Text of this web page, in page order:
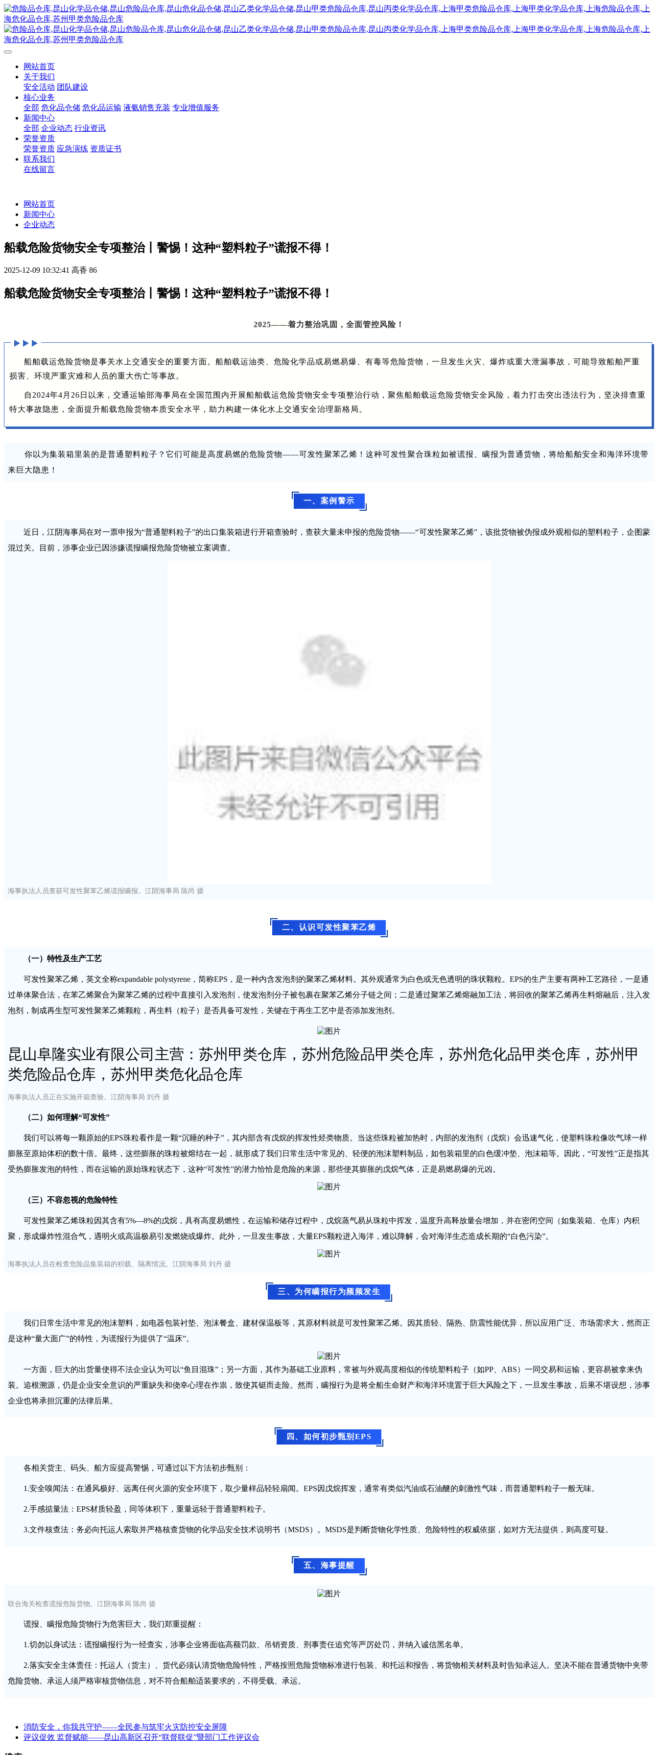
网站首页
关于我们
安全活动 团队建设
核心业务
全部 危化品仓储 危化品运输 液氨销售充装 专业增值服务
新闻中心
全部 企业动态 行业资讯
荣誉资质
荣誉资质 应急演练 资质证书
联系我们
在线留言
网站首页
新闻中心
企业动态
船载危险货物安全专项整治丨警惕！这种“塑料粒子”谎报不得！
2025-12-09 10:32:41 高香 86
船载危险货物安全专项整治丨警惕！这种“塑料粒子”谎报不得！
2025——着力整治巩固，全面管控风险！
船舶载运危险货物是事关水上交通安全的重要方面。船舶载运油类、危险化学品或易燃易爆、有毒等危险货物，一旦发生火灾、爆炸或重大泄漏事故，可能导致船舶严重
损害、环境严重灾难和人员的重大伤亡等事故。
自2024年4月26日以来，交通运输部海事局在全国范围内开展船舶载运危险货物安全专项整治行动，聚焦船舶载运危险货物安全风险，着力打击突出违法行为，坚决排查重
特大事故隐患，全面提升船载危险货物本质安全水平，助力构建一体化水上交通安全治理新格局。
你以为集装箱里装的是普通塑料粒子？它们可能是高度易燃的危险货物——可发性聚苯乙烯！这种可发性聚合珠粒如被谎报、瞒报为普通货物，将给船舶安全和海洋环境带
来巨大隐患！
一、案例警示
近日，江阴海事局在对一票申报为“普通塑料粒子”的出口集装箱进行开箱查验时，查获大量未申报的危险货物——“可发性聚苯乙烯”，该批货物被伪报成外观相似的塑料粒子，企图蒙
混过关。目前，涉事企业已因涉嫌谎报瞒报危险货物被立案调查。
海事执法人员查获可发性聚苯乙烯谎报瞒报。江阴海事局 陈尚 摄
二、认识可发性聚苯乙烯
（一）特性及生产工艺
可发性聚苯乙烯，英文全称expandable polystyrene，简称EPS，是一种内含发泡剂的聚苯乙烯材料。其外观通常为白色或无色透明的珠状颗粒。EPS的生产主要有两种工艺路径，一是通
过单体聚合法，在苯乙烯聚合为聚苯乙烯的过程中直接引入发泡剂，使发泡剂分子被包裹在聚苯乙烯分子链之间；二是通过聚苯乙烯熔融加工法，将回收的聚苯乙烯再生料熔融后，注入发
泡剂，制成再生型可发性聚苯乙烯颗粒，再生料（粒子）是否具备可发性，关键在于再生工艺中是否添加发泡剂。
昆山阜隆实业有限公司主营：苏州甲类仓库，苏州危险品甲类仓库，苏州危化品甲类仓库，苏州甲
类危险品仓库，苏州甲类危化品仓库
海事执法人员正在实施开箱查验。江阴海事局 刘丹 摄
（二）如何理解“可发性”
我们可以将每一颗原始的EPS珠粒看作是一颗“沉睡的种子”，其内部含有戊烷的挥发性烃类物质。当这些珠粒被加热时，内部的发泡剂（戊烷）会迅速气化，使塑料珠粒像吹气球一样
膨胀至原始体积的数十倍。最终，这些膨胀的珠粒被熔结在一起，就形成了我们日常生活中常见的、轻便的泡沫塑料制品，如包装箱里的白色缓冲垫、泡沫箱等。因此，“可发性”正是指其
受热膨胀发泡的特性，而在运输的原始珠粒状态下，这种“可发性”的潜力恰恰是危险的来源，那些使其膨胀的戊烷气体，正是易燃易爆的元凶。
（三）不容忽视的危险特性
可发性聚苯乙烯珠粒因其含有5%—8%的戊烷，具有高度易燃性，在运输和储存过程中，戊烷蒸气易从珠粒中挥发，温度升高释放量会增加，并在密闭空间（如集装箱、仓库）内积
聚，形成爆炸性混合气，遇明火或高温极易引发燃烧或爆炸。此外，一旦发生事故，大量EPS颗粒进入海洋，难以降解，会对海洋生态造成长期的“白色污染”。
海事执法人员在检查危险品集装箱的积载、隔离情况。江阴海事局 刘丹 摄
三、为何瞒报行为频频发生
我们日常生活中常见的泡沫塑料，如电器包装衬垫、泡沫餐盒、建材保温板等，其原材料就是可发性聚苯乙烯。因其质轻、隔热、防震性能优异，所以应用广泛、市场需求大，然而正
是这种“量大面广”的特性，为谎报行为提供了“温床”。
一方面，巨大的出货量使得不法企业认为可以“鱼目混珠”；另一方面，其作为基础工业原料，常被与外观高度相似的传统塑料粒子（如PP、ABS）一同交易和运输，更容易被拿来伪
装。追根溯源，仍是企业安全意识的严重缺失和侥幸心理在作祟，致使其铤而走险。然而，瞒报行为是将全船生命财产和海洋环境置于巨大风险之下，一旦发生事故，后果不堪设想，涉事
企业也将承担沉重的法律后果。
四、如何初步甄别EPS
各相关货主、码头、船方应提高警惕，可通过以下方法初步甄别：
1.安全嗅闻法：在通风极好、远离任何火源的安全环境下，取少量样品轻轻扇闻。EPS因戊烷挥发，通常有类似汽油或石油醚的刺激性气味，而普通塑料粒子一般无味。
2.手感掂量法：EPS材质轻盈，同等体积下，重量远轻于普通塑料粒子。
3.文件核查法：务必向托运人索取并严格核查货物的化学品安全技术说明书（MSDS）。MSDS是判断货物化学性质、危险特性的权威依据，如对方无法提供，则高度可疑。
五、海事提醒
联合海关检查谎报危险货物。江阴海事局 陈尚 摄
谎报、瞒报危险货物行为危害巨大，我们郑重提醒：
1.切勿以身试法：谎报瞒报行为一经查实，涉事企业将面临高额罚款、吊销资质、刑事责任追究等严厉处罚，并纳入诚信黑名单。
2.落实安全主体责任：托运人（货主）、货代必须认清货物危险特性，严格按照危险货物标准进行包装、和托运和报告，将货物相关材料及时告知承运人。坚决不能在普通货物中夹带
危险货物。承运人须严格审核货物信息，对不符合船舶适装要求的，不得受载、承运。
消防安全，你我共守护——全民参与筑牢火灾防控安全屏障
评议促效 监督赋能——昆山高新区召开“联督联促”暨部门工作评议会